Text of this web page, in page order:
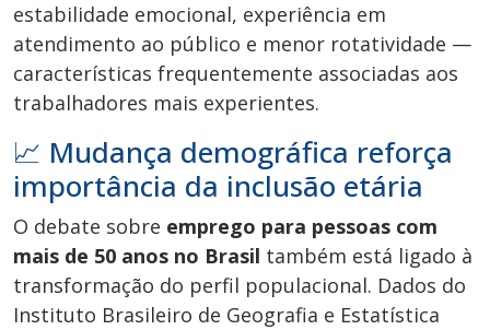
estabilidade emocional, experiência em
atendimento ao público e menor rotatividade —
características frequentemente associadas aos
trabalhadores mais experientes.
📈 Mudança demográfica reforça
importância da inclusão etária
O debate sobre emprego para pessoas com
mais de 50 anos no Brasil também está ligado à
transformação do perfil populacional. Dados do
Instituto Brasileiro de Geografia e Estatística